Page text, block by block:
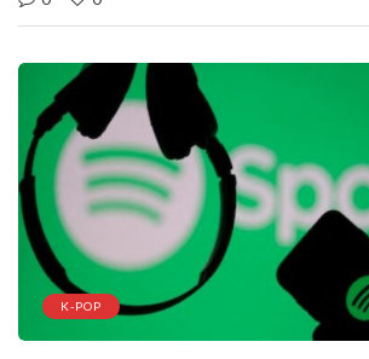
K-POP